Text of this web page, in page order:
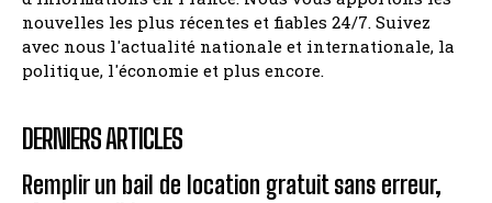
nouvelles les plus récentes et fiables 24/7. Suivez
avec nous l'actualité nationale et internationale, la
politique, l'économie et plus encore.
DERNIERS ARTICLES
Remplir un bail de location gratuit sans erreur,